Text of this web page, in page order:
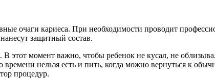
очаги кариеса. При необходимости проводит
защитный состав.
этот момент важно, чтобы ребенок не кусал, не
нельзя есть и пить, когда можно вернуться к
процедур.